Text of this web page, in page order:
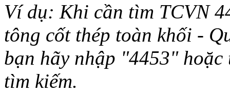
Ví dụ: Khi cần tìm TCVN
tông cốt thép toàn khối -
bạn hãy nhập "4453"
tìm kiếm.